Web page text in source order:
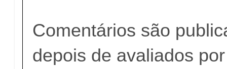
Comentários são
depois de avaliados